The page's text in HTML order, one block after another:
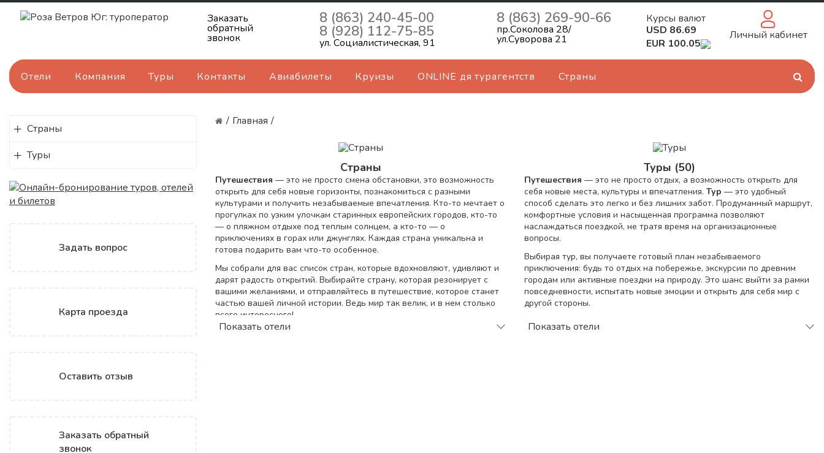
Заказать
обратный
звонок
8 (863) 240-45-00
8 (928) 112-75-85
ул. Социалистическая, 91
8 (863) 269-90-66
пр.Соколова 28/
ул.Суворова 21
Курсы валют
USD 86.69
EUR 100.05
Личный кабинет
Отели Компания Туры Контакты Авиабилеты Круизы ONLINE дя турагентств Страны
/ Главная /
Страны
Туры
Задать вопрос
Карта проезда
Оставить отзыв
Заказать обратный
звонок
Страны
Путешествия — это не просто смена обстановки, это возможность
открыть для себя новые горизонты, познакомиться с разными
культурами и получить незабываемые впечатления. Кто-то мечтает о
прогулках по узким улочкам старинных европейских городов, кто-то
— о пляжном отдыхе под теплым солнцем, а кто-то — о
приключениях в горах или джунглях. Каждая страна уникальна и
готова подарить вам что-то особенное.
Мы собрали для вас список стран, которые вдохновляют, удивляют и
дарят радость открытий. Выбирайте страну, которая резонирует с
вашими желаниями, и отправляйтесь в путешествие, которое станет
частью вашей личной истории. Ведь мир так велик, и в нем столько
всего интересного!
Показать отели
Туры (50)
Путешествия — это не просто отдых, а возможность открыть для
себя новые места, культуры и впечатления. Тур — это удобный
способ сделать это легко и без лишних забот. Продуманный маршрут,
комфортные условия и насыщенная программа позволяют
наслаждаться поездкой, не тратя время на организационные
вопросы.
Выбирая тур, вы получаете готовый план незабываемого
приключения: будь то отдых на побережье, экскурсии по древним
городам или активные поездки на природу. Это шанс выйти за рамки
повседневности, испытать новые эмоции и открыть для себя мир с
другой стороны.
Поиск тура
Показать отели